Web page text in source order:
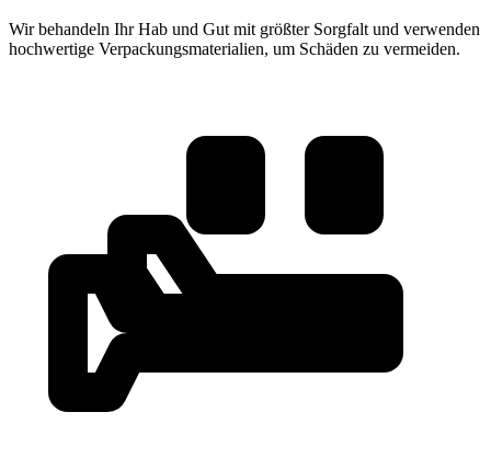
Wir behandeln Ihr Hab und Gut mit größter Sorgfalt und verwenden
hochwertige Verpackungsmaterialien, um Schäden zu vermeiden.